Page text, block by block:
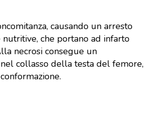
causando un arresto
nutritive, che portano ad infarto
necrosi consegue un
collasso della testa del femore,